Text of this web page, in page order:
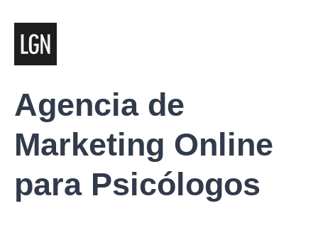
Agencia de
Marketing Online
para Psicólogos